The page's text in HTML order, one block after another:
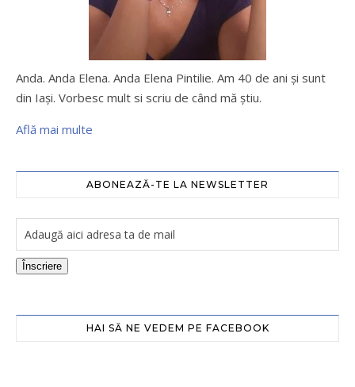
Anda. Anda Elena. Anda Elena Pintilie. Am 40 de ani şi sunt
din Iaşi. Vorbesc mult si scriu de când mă ştiu.
Află mai multe
ABONEAZĂ-TE LA NEWSLETTER
Înscriere
HAI SĂ NE VEDEM PE FACEBOOK